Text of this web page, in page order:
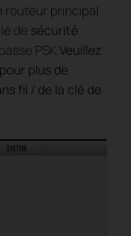
routeur principal
de sécurité
PSK.Veuillez
plus de
fil / de la clé de